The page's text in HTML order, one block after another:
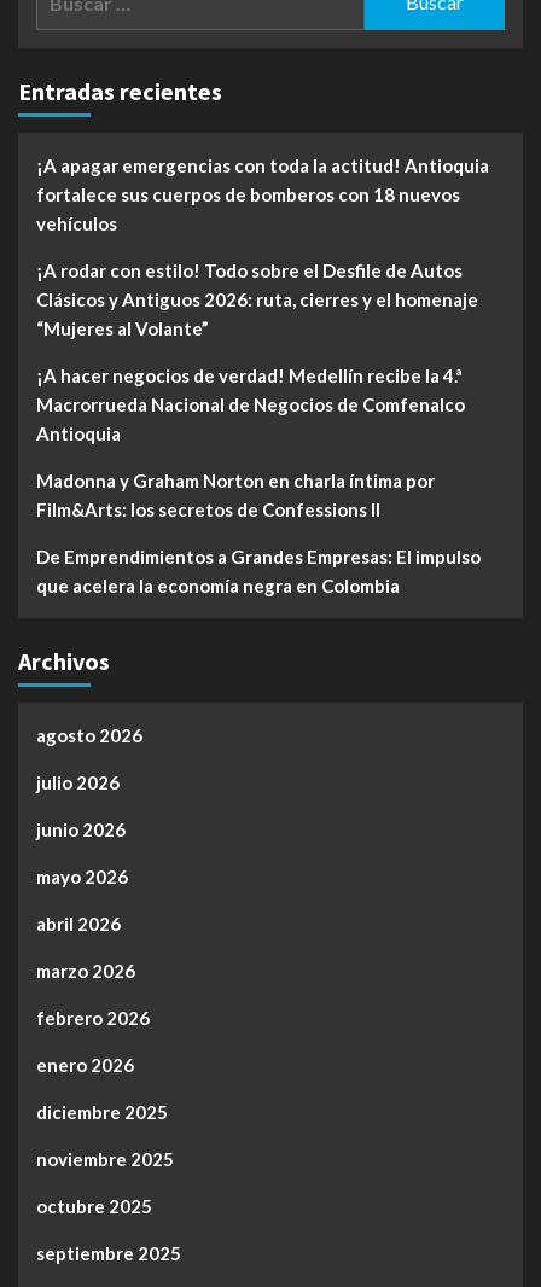
Entradas recientes
¡A apagar emergencias con toda la actitud! Antioquia
fortalece sus cuerpos de bomberos con 18 nuevos
vehículos
¡A rodar con estilo! Todo sobre el Desfile de Autos
Clásicos y Antiguos 2026: ruta, cierres y el homenaje
“Mujeres al Volante”
¡A hacer negocios de verdad! Medellín recibe la 4.ª
Macrorrueda Nacional de Negocios de Comfenalco
Antioquia
Madonna y Graham Norton en charla íntima por
Film&Arts: los secretos de Confessions II
De Emprendimientos a Grandes Empresas: El impulso
que acelera la economía negra en Colombia
Archivos
agosto 2026
julio 2026
junio 2026
mayo 2026
abril 2026
marzo 2026
febrero 2026
enero 2026
diciembre 2025
noviembre 2025
octubre 2025
septiembre 2025